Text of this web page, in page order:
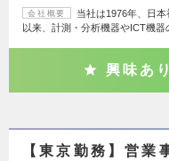
会社概要
当社は1976年、日
以来、計測・分析機器やICT機
興味あり
【東京勤務】営業